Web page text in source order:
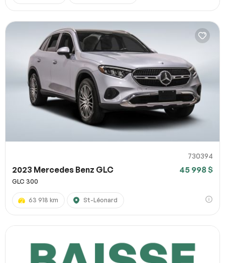
730394
2023 Mercedes Benz GLC 45 998 $
GLC 300
63 918 km St-Léonard